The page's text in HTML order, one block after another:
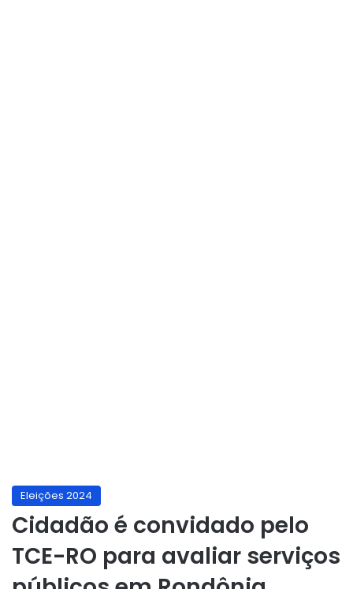
Eleições 2024
Cidadão é convidado pelo
TCE-RO para avaliar serviços